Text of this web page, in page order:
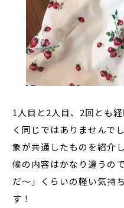
1人目と2人目、 2回とも
く同じではありませんで
象が共通したものを紹介
候の内容はかなり違うの
だ～」くらいの軽い気持
す！